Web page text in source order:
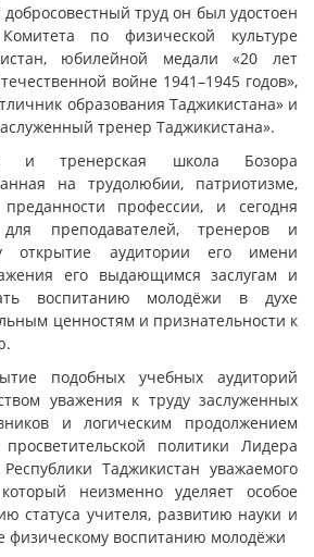
труд он был удостоен
по физической культуре
юбилейной медали «20 лет
войне 1941–1945 годов»,
образования Таджикистана» и
тренер Таджикистана».
и тренерская школа Бозора
на трудолюбии, патриотизме,
преданности профессии, и сегодня
преподавателей, тренеров и
открытие аудитории его имени
его выдающимся заслугам и
воспитанию молодёжи в духе
ценностям и признательности к
подобных учебных аудиторий
уважения к труду заслуженных
и логическим продолжением
политики Лидера
Таджикистан уважаемого
неизменно уделяет особое
статуса учителя, развитию науки и
физическому воспитанию молодёжи